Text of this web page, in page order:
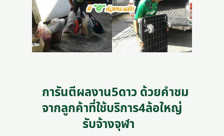
การันตีผลงาน5ดาว ด้วยคำชม
จากลูกค้าที่ใช้บริการ4ล้อใหญ่
รับจ้างจุฬา